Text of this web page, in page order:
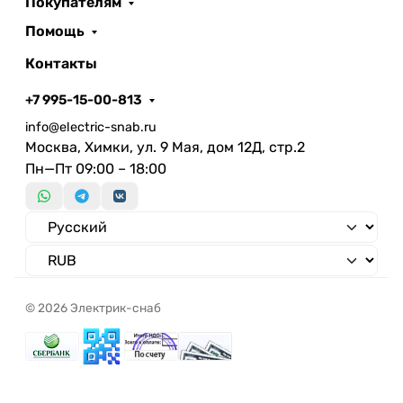
Высота устройства
Глубина устройства
Количество отключаемых
Беспроводная локальная
сеть
С подсветкой (индикация
напряжения в сети)
С ориентационным
освещением
устройством USB
(модульная система)
Количество активных
контактов (круглых)
Помощь
Контакты
+7 995-15-00-813
info@electric-snab.ru
Москва, Химки, ул. 9 Мая, дом 12Д, стр.2
Пн—Пт 09:00 – 18:00
© 2026 Электрик-снаб